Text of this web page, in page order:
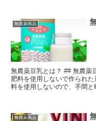
無農薬商品
無農薬豆乳とは？ ## 無農薬
肥料を使用しないで作られ
料を使用しないので、手間と
無農薬商品